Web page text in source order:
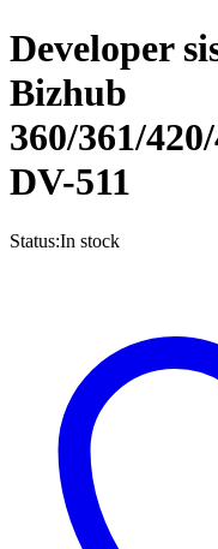
Developer
Bizhub
360/361/
DV-511
Status:In stock